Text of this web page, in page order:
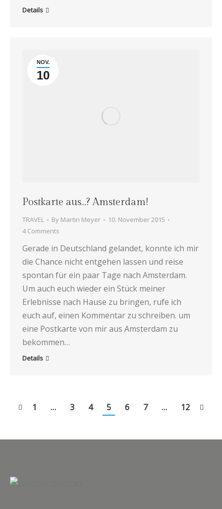
Details
NOV.
10
Postkarte aus…? Amsterdam!
TRAVEL By Martin Meyer
10. November 2015
4 Comments
Gerade in Deutschland gelandet, konnte ich mir
die Chance nicht entgehen lassen und reise
spontan für ein paar Tage nach Amsterdam.
Um auch euch wieder ein Stück meiner
Erlebnisse nach Hause zu bringen, rufe ich
euch auf, einen Kommentar zu schreiben. um
eine Postkarte von mir aus Amsterdam zu
bekommen…
Details
1 … 3 4 5 6 7 … 12